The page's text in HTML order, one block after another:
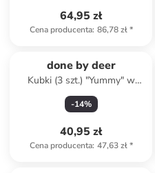
64,95 zł
Cena producenta: 86,78 zł*
done by deer
Kubki (3 szt.) "Yummy" w
kolorze pomarańczowym -
120 ml
-14%
40,95 zł
Cena producenta: 47,63 zł*